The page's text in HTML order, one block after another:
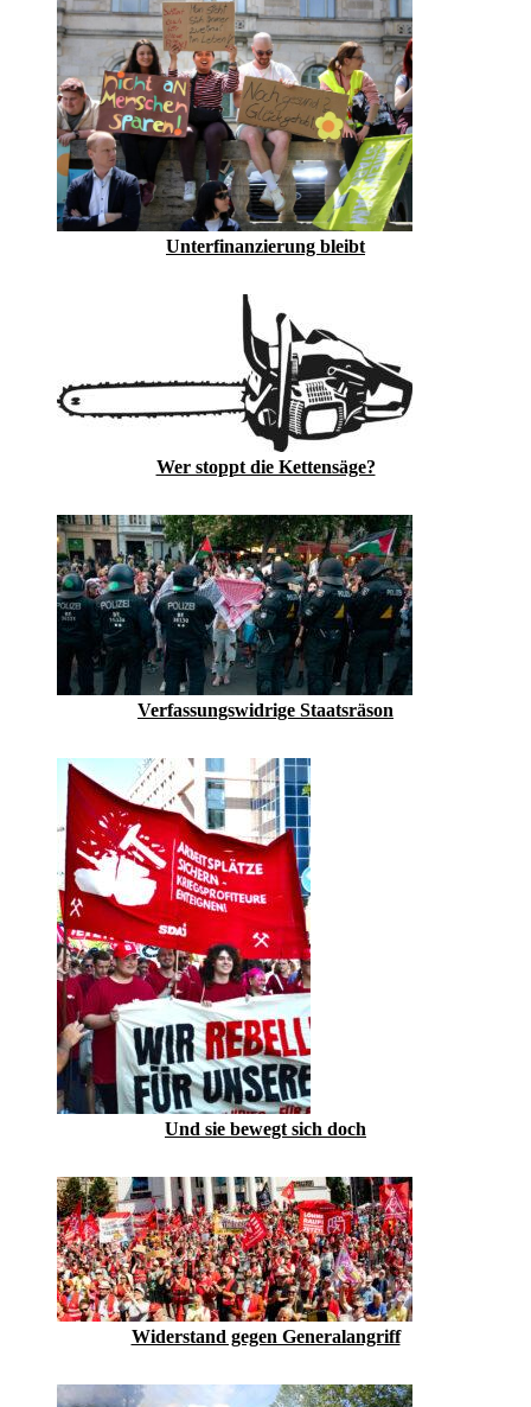
Unterfinanzierung bleibt
Wer stoppt die Kettensäge?
Verfassungswidrige Staatsräson
Und sie bewegt sich doch
Widerstand gegen Generalangriff